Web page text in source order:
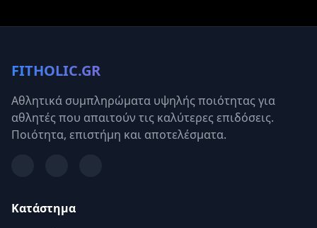
FITHOLIC.GR
Αθλητικά συμπληρώματα υψηλής ποιότητας για
αθλητές που απαιτούν τις καλύτερες επιδόσεις.
Ποιότητα, επιστήμη και αποτελέσματα.
Κατάστημα